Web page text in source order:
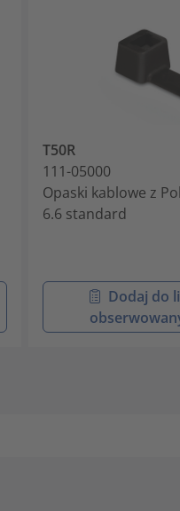
T50R
111-05000
Opaski kablowe z
6.6 standard
Dodaj do